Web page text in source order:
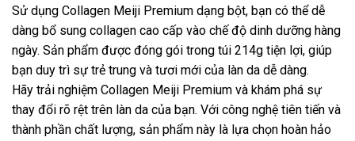
Sử dụng Collagen Meiji Premium dạng bột, bạn có thể dễ
dàng bổ sung collagen cao cấp vào chế độ dinh dưỡng hàng
ngày. Sản phẩm được đóng gói trong túi 214g tiện lợi, giúp
bạn duy trì sự trẻ trung và tươi mới của làn da dễ dàng.
Hãy trải nghiệm Collagen Meiji Premium và khám phá sự
thay đổi rõ rệt trên làn da của bạn. Với công nghệ tiên tiến và
thành phần chất lượng, sản phẩm này là lựa chọn hoàn hảo